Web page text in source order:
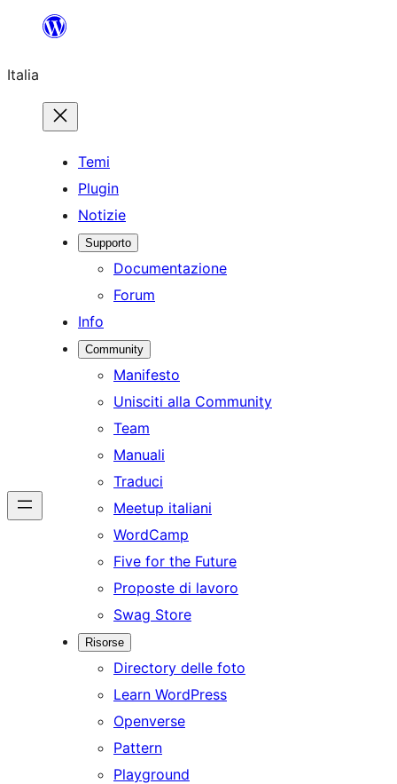
contenuto
Italia
Temi
Plugin
Notizie
Supporto
Documentazione
Forum
Info
Community
Manifesto
Unisciti alla Community
Team
Manuali
Traduci
Meetup italiani
WordCamp
Five for the Future
Proposte di lavoro
Swag Store
Risorse
Directory delle foto
Learn WordPress
Openverse
Pattern
Playground